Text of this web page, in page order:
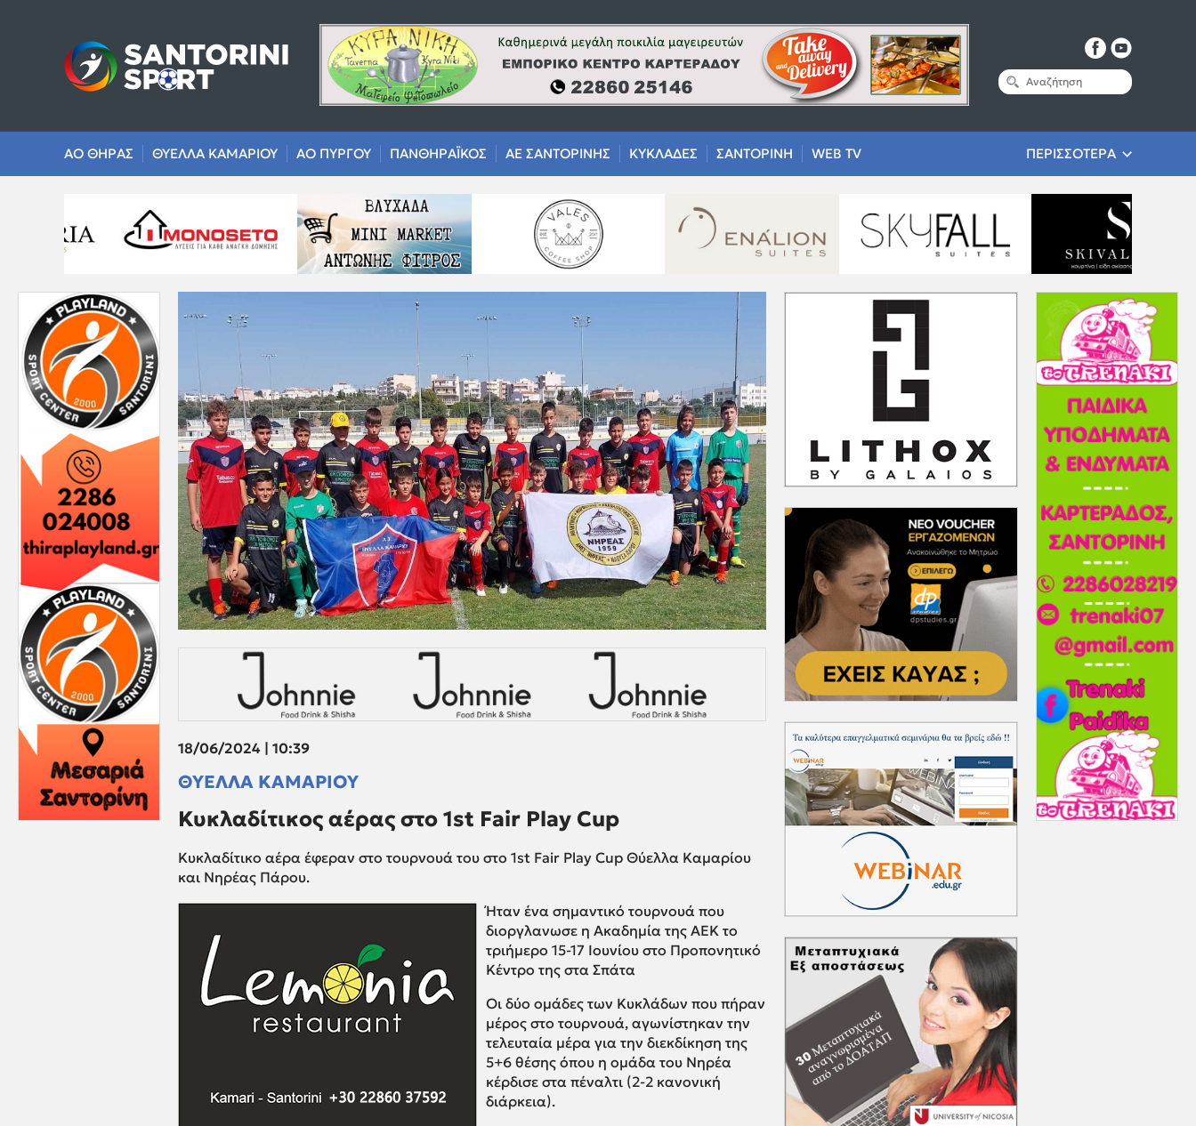
ΑΟ ΘΗΡΑΣ ΘΥΕΛΛΑ ΚΑΜΑΡΙΟΥ ΑΟ ΠΥΡΓΟΥ ΠΑΝΘΗΡΑΪΚΟΣ ΑΕ ΣΑΝΤΟΡΙΝΗΣ ΚΥΚΛΑΔΕΣ ΣΑΝΤΟΡΙΝΗ WEB TV ΠΕΡΙΣΣΟΤΕΡΑ
18/06/2024 | 10:39
ΘΥΕΛΛΑ ΚΑΜΑΡΙΟΥ
Κυκλαδίτικος αέρας στο 1st Fair Play Cup
Κυκλαδίτικο αέρα έφεραν στο τουρνουά του στο 1st Fair Play Cup Θύελλα Καμαρίου
και Νηρέας Πάρου.
Ήταν ένα σημαντικό τουρνουά που
διοργλανωσε η Ακαδημία της ΑΕΚ το
τριήμερο 15-17 Ιουνίου στο Προπονητικό
Κέντρο της στα Σπάτα
Οι δύο ομάδες των Κυκλάδων που πήραν
μέρος στο τουρνουά, αγωνίστηκαν την
τελευταία μέρα για την διεκδίκηση της
5+6 θέσης όπου η ομάδα του Νηρέα
κέρδισε στα πέναλτι (2-2 κανονική
διάρκεια).